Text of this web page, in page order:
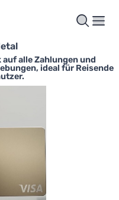
alle Zahlungen und
ideal für Reisende